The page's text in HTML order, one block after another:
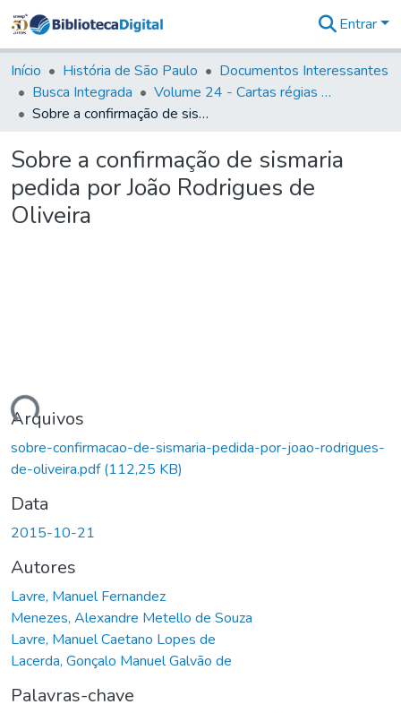
&
Coleções
Tudo na
Biblioteca
Estatísticas
Entrar
Início História de São Paulo
Documentos Interessantes
Busca Integrada
Volume 24 - Cartas régias e provisões (1730- 1738)
Sobre a confirmação de sismaria pedida por João Rodrigues de Oliveira
Sobre a confirmação de sismaria
pedida por João Rodrigues de
Oliveira
Arquivos
sobre-confirmacao-de-sismaria-pedida-por-joao-rodrigues-
de-oliveira.pdf(112,25 KB)
Data
2015-10-21
Autores
Lavre, Manuel Fernandez
Menezes, Alexandre Metello de Souza
Lavre, Manuel Caetano Lopes de
Lacerda, Gonçalo Manuel Galvão de
Palavras-chave